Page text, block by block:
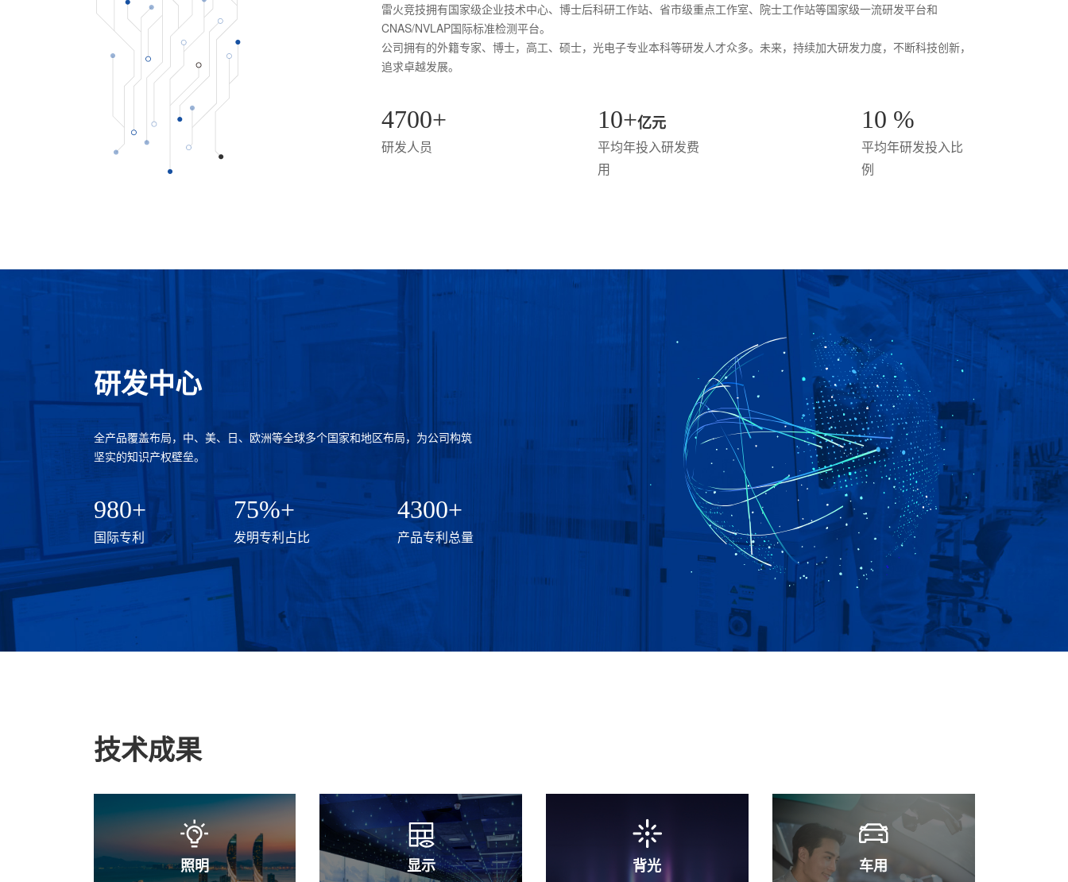
雷火竞技拥有国家级企业技术中心、博士后科研工作站、省市级重点工作室、院士工作站等国家级一流研发平台和
CNAS/NVLAP国际标准检测平台。
公司拥有的外籍专家、博士，高工、硕士，光电子专业本科等研发人才众多。未来，持续加大研发力度，不断科技创新，
追求卓越发展。
4700+
研发人员
10+亿元
平均年投入研发费
用
10 %
平均年研发投入比
例
研发中心
全产品覆盖布局，中、美、日、欧洲等全球多个国家和地区布局，为公司构筑
坚实的知识产权壁垒。
980+
国际专利
75%+
发明专利占比
4300+
产品专利总量
技术成果
显示 背光 车用 植物照明